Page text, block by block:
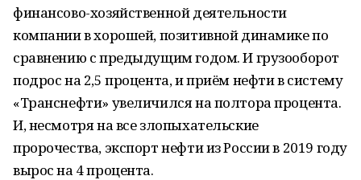
финансово-хозяйственной деятельности
компании в хорошей, позитивной динамике по
сравнению с предыдущим годом. И грузооборот
подрос на 2,5 процента, и приём нефти в систему
«Транснефти» увеличился на полтора процента.
И, несмотря на все злопыхательские
пророчества, экспорт нефти из России в 2019 году
вырос на 4 процента.